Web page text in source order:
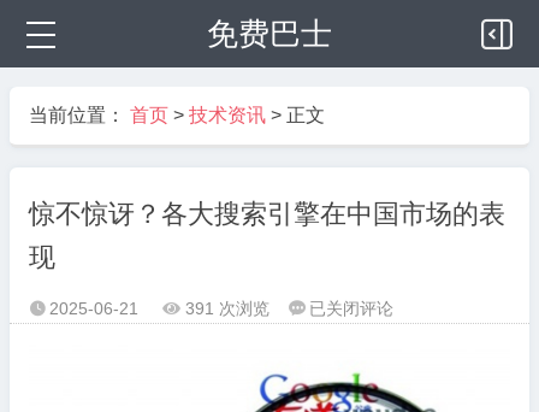
免费巴士
当前位置： 首页 > 技术资讯 > 正文
惊不惊讶？各大搜索引擎在中国市场的表
现
 2025-06-21  391 次浏览  惊
讶？
已关闭评论